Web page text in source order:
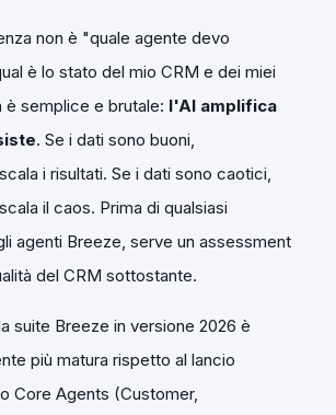
non è "quale agente devo
è lo stato del mio CRM e dei miei
è semplice e brutale: l'AI amplifica
. Se i dati sono buoni,
i risultati. Se i dati sono caotici,
il caos. Prima di qualsiasi
agenti Breeze, serve un assessment
del CRM sottostante.
suite Breeze in versione 2026 è
più matura rispetto al lancio
Core Agents (Customer,